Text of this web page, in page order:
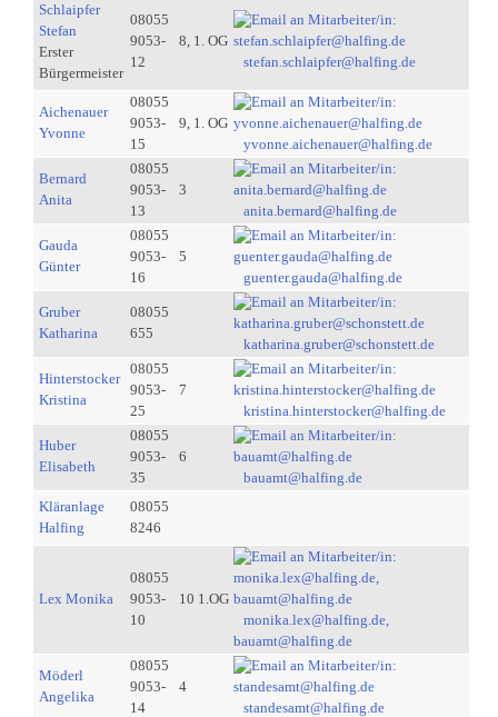
Schlaipfer
Stefan
Erster
Bürgermeister
08055
9053-
12
8, 1. OG
stefan.schlaipfer@halfing.de
Aichenauer
Yvonne
08055
9053-
15
9, 1. OG
yvonne.aichenauer@halfing.de
Bernard
Anita
08055
9053-
13
3
anita.bernard@halfing.de
Gauda
Günter
08055
9053-
16
5
guenter.gauda@halfing.de
Gruber
Katharina
08055
655
katharina.gruber@schonstett.de
Hinterstocker
Kristina
08055
9053-
25
7
kristina.hinterstocker@halfing.de
Huber
Elisabeth
08055
9053-
35
6
bauamt@halfing.de
Kläranlage
Halfing
08055
8246
Lex Monika
08055
9053-
10
10 1.OG
monika.lex@halfing.de,
bauamt@halfing.de
Möderl
Angelika
08055
9053-
14
4
standesamt@halfing.de